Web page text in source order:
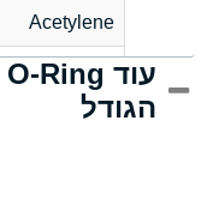
Acetylene
Acrlylonitrile
Adipic Acidהגודל